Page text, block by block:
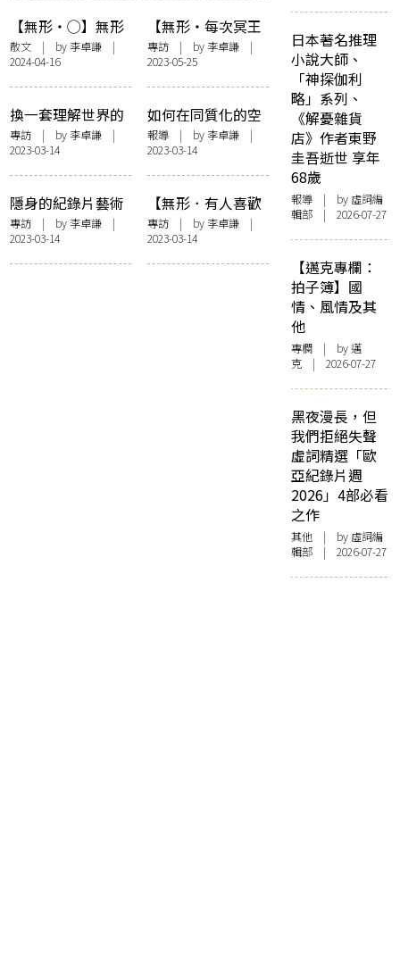
【無形・◯】無形
易碎
散文 | by 李卓謙 |
2024-04-16
【無形・每次冥王
星靠近的時分】體
認餘生，預想救贖
——訪問《崩末》
作者勞緯洛
專訪| by 李卓謙|
2023-05-25
換一套理解世界的
方法：訪問
《Sample樣本》編
輯部
專訪 | by 李卓謙 |
2023-03-14
如何在同質化的空
間中尋找可能——
記駱頴佳「否定性
的否定——韓炳哲
論他者缺席下的無
痛社會」講座
報導| by 李卓謙|
2023-03-14
隱身的紀錄片藝術
——訪《戲棚》導
演卓翔
專訪 | by 李卓謙 |
2023-03-14
【無形．有人喜歡
黃】追憶逝水年華
——孔慧怡《不帶
感傷的回憶》
專訪| by 李卓謙|
2023-03-14
日本著名推理
小說大師、
「神探伽利
略」系列、
《解憂雜貨
店》作者東野
圭吾逝世 享年
68歲
報導 | by 虛詞編
輯部 | 2026-07-27
【邁克專欄：
拍子簿】國
情、風情及其
他
專欄 | by邁
克 | 2026-07-27
黑夜漫長，但
我們拒絕失聲
虛詞精選「歐
亞紀錄片週
2026」4部必看
之作
其他 | by 虛詞編
輯部 | 2026-07-27